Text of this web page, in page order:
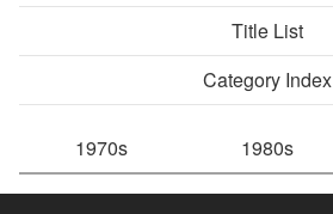
Title List
Category Index
1970s 1980s